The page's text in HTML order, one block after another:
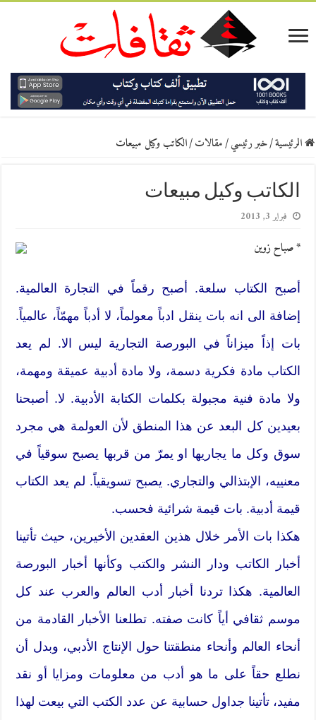
الرئيسية/خبر رئيسي/مقالات/الكاتب وكيل مبيعات
الكاتب وكيل مبيعات
فبراير 3, 2013
* صباح زوين
أصبح الكتاب سلعة. أصبح رقماً في التجارة العالمية.
إضافة الى انه بات ينقل ادباً معولماً، لا أدباً مهمّاً، عالمياً.
بات إذاً ميزاناً في البورصة التجارية ليس الا. لم يعد
الكتاب مادة فكرية دسمة، ولا مادة أدبية عميقة ومهمة،
ولا مادة فنية مجبولة بكلمات الكتابة الأدبية. لا. أصبحنا
بعيدين كل البعد عن هذا المنطق لأن العولمة هي مجرد
سوق وكل ما يجاريها او يمرّ من قربها يصبح سوقياً في
معنييه، الإبتذالي والتجاري. يصبح تسويقياً. لم يعد الكتاب
قيمة أدبية. بات قيمة شرائية فحسب.
هكذا بات الأمر خلال هذين العقدين الأخيرين، حيث تأتينا
أخبار الكاتب ودار النشر والكتب وكأنها أخبار البورصة
العالمية. هكذا تردنا أخبار أدب العالم والعرب عند كل
موسم ثقافي أياً كانت صفته. تطلعنا الأخبار القادمة من
أنحاء العالم وأنحاء منطقتنا حول الإنتاج الأدبي، وبدل أن
نطلع حقاً على ما هو أدب من معلومات ومزايا أو نقد
مفيد، تأتينا جداول حسابية عن عدد الكتب التي بيعت لهذا